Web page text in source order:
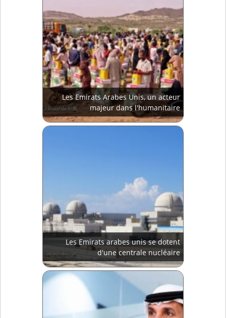
Les Emirats Arabes Unis, un acteur
majeur dans l'humanitaire
Les Emirats arabes unis se dotent
d'une centrale nucléaire